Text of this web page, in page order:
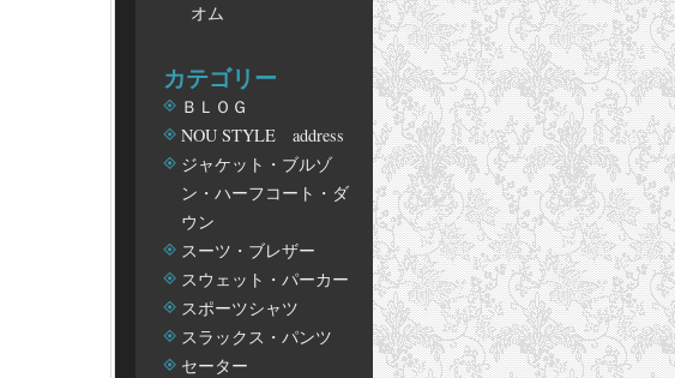
オム
カテゴリー
ＢＬＯＧ
NOU STYLE address
ジャケット・ブルゾ
ン・ハーフコート・ダ
ウン
スーツ・ブレザー
スウェット・パーカー
スポーツシャツ
スラックス・パンツ
セーター